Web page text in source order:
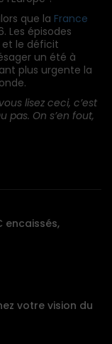
que la France
Les épisodes
le déficit
un été à
plus urgente la
lisez ceci, c’est
pas. On s’en fout,
encaissés,
votre vision du